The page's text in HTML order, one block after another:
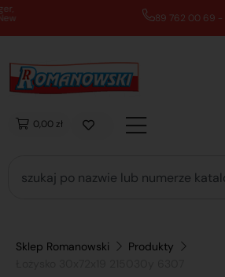
89 762 00 69 - Pomoc
0,00 zł
Sklep Romanowski
Produkty